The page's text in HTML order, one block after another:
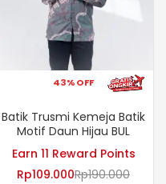
43% OFF
Batik Trusmi Kemeja Batik
Motif Daun Hijau BUL
Earn 11 Reward Points
Rp109.000Rp190.000